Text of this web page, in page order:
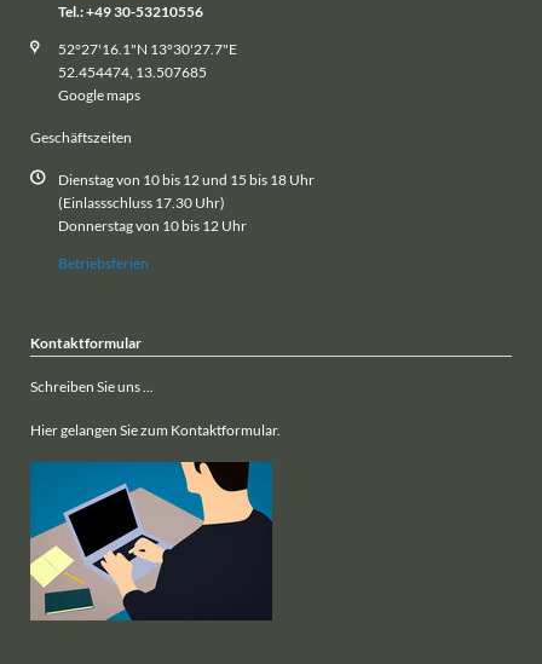
Tel.: +49 30-53210556
52°27'16.1"N 13°30'27.7"E
52.454474, 13.507685
Google maps
Geschäftszeiten
Dienstag von 10 bis 12 und 15 bis 18 Uhr
(Einlassschluss 17.30 Uhr)
Donnerstag von 10 bis 12 Uhr
Betriebsferien
Kontaktformular
Schreiben Sie uns ...
Hier gelangen Sie zum Kontaktformular.